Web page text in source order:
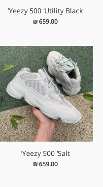
Yeezy 500 ‘Utility Black’
₪659.00
Yeezy 500 ‘Salt’
₪659.00